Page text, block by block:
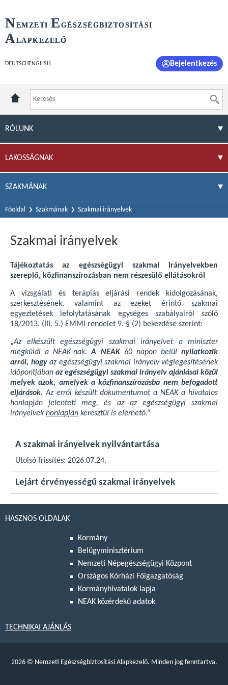
NEMZETI E GÉSZSÉGBIZTOSÍTÁSI
ALAPKEZELŐ
DEUTSCH ENGLISH Bejelentkezés
RÓLUNK
LAKOSSÁGNAK
SZAKMÁNAK
Főoldal Szakmának Szakmai irányelvek
Szakmai irányelvek
Tájékoztatás az egészségügyi szakmai irányelvekben
szereplő, közfinanszírozásban nem részesülő ellátásokról
A vizsgálati és terápiás eljárási rendek kidolgozásának,
szerkesztésének, valamint az ezeket érintő szakmai
egyeztetések lefolytatásának egységes szabályairól szóló
18/2013. (III. 5.) EMMI rendelet 9. § (2) bekezdése szerint:
„Az elkészült egészségügyi szakmai irányelvet a miniszter
megküldi a NEAK-nak.A NEAK60 napon belül nyilatkozik
arról, hogyaz egészségügyi szakmai irányelv véglegesítésének
időpontjában az egészségügyi szakmai irányelv ajánlásai közül
melyek azok, amelyek a közfinanszírozásba nem befogadott
eljárások. Az erről készült dokumentumot a NEAK a hivatalos
honlapján jelenteti meg, és az az egészségügyi szakmai
irányelvek honlapján keresztül is elérhető.”
A szakmai irányelvek nyilvántartása
Utolsó frissítés: 2026.07.24.
Lejárt érvényességű szakmai irányelvek
HASZNOS OLDALAK
Kormány
Belügyminisztérium
Nemzeti Népegészségügyi Központ
Országos Kórházi Főigazgatóság
Kormányhivatalok lapja
NEAK közérdekű adatok
TECHNIKAI AJÁNLÁS
2026 © Nemzeti Egészségbiztosítási Alapkezelő. Minden jog fenntartva.